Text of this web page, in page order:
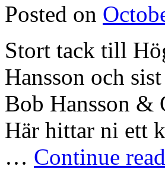
Posted on
Stort tack till
Hansson och
Bob Hansson &
Här hittar ni ett
… Continue